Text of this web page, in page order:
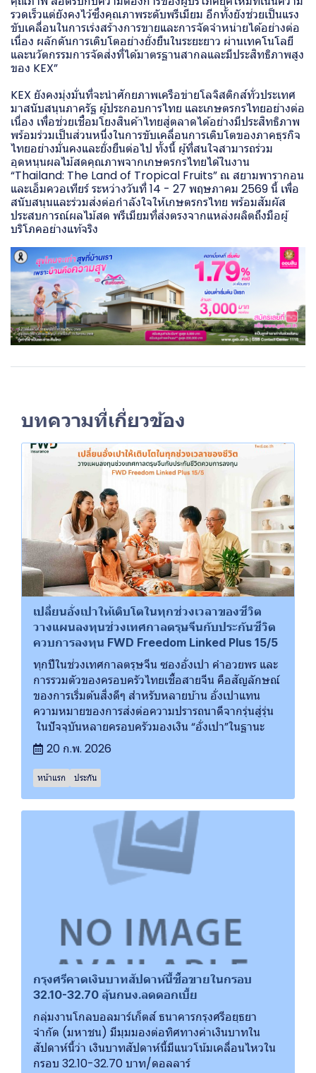
รวดเร็วแต่ยังคงไว้ซึ่งคุณภาพระดับพรีเมียม อีกทั้งยังช่วยเป็นแรง
ขับเคลื่อนในการเร่งสร้างการขายและการจัดจำหน่ายได้อย่างต่อ
เนื่อง ผลักดันการเติบโตอย่างยั่งยืนในระยะยาว ผ่านเทคโนโลยี
และนวัตกรรมการจัดส่งที่ได้มาตรฐานสากลและมีประสิทธิภาพสูง
ของ KEX”
KEX ยังคงมุ่งมั่นที่จะนำศักยภาพเครือข่ายโลจิสติกส์ทั่วประเทศ
มาสนับสนุนภาครัฐ ผู้ประกอบการไทย และเกษตรกรไทยอย่างต่อ
เนื่อง เพื่อช่วยเชื่อมโยงสินค้าไทยสู่ตลาดได้อย่างมีประสิทธิภาพ
พร้อมร่วมเป็นส่วนหนึ่งในการขับเคลื่อนการเติบโตของภาคธุรกิจ
ไทยอย่างมั่นคงและยั่งยืนต่อไป ทั้งนี้ ผู้ที่สนใจสามารถร่วม
อุดหนุนผลไม้สดคุณภาพจากเกษตรกรไทยได้ในงาน
“Thailand: The Land of Tropical Fruits” ณ สยามพารากอน
และเอ็มควอเทียร์ ระหว่างวันที่ 14 - 27 พฤษภาคม 2569 นี้ เพื่อ
สนับสนุนและร่วมส่งต่อกำลังใจให้เกษตรกรไทย พร้อมสัมผัส
ประสบการณ์ผลไม้สด พรีเมียมที่ส่งตรงจากแหล่งผลิตถึงมือผู้
บริโภคอย่างแท้จริง
บทความที่เกี่ยวข้อง
เปลี่ยนอั่งเปาให้เติบโตในทุกช่วงเวลาของชีวิต
วางแผนลงทุนช่วงเทศกาลตรุษจีนกับประกันชีวิต
ควบการลงทุน FWD Freedom Linked Plus 15/5
ทุกปีในช่วงเทศกาลตรุษจีน ซองอั่งเปา คำอวยพร และ
การรวมตัวของครอบครัวไทยเชื้อสายจีน คือสัญลักษณ์
ของการเริ่มต้นสิ่งดีๆ สำหรับหลายบ้าน อั่งเปาแทน
ความหมายของการส่งต่อความปรารถนาดีจากรุ่นสู่รุ่น
ในปัจจุบันหลายครอบครัวมองเงิน “อั่งเปา”ในฐานะ
20 ก.พ. 2026
หน้าแรก ประกัน
กรุงศรีคาดเงินบาทสัปดาห์นี้ซื้อขายในกรอบ
32.10-32.70 ลุ้นกนง.ลดดอกเบี้ย
กลุ่มงานโกลบอลมาร์เก็ตส์ ธนาคารกรุงศรีอยุธยา
จำกัด (มหาชน) มีมุมมองต่อทิศทางค่าเงินบาทใน
สัปดาห์นี้ว่า เงินบาทสัปดาห์นี้มีแนวโน้มเคลื่อนไหวใน
กรอบ 32.10-32.70 บาท/ดอลลาร์